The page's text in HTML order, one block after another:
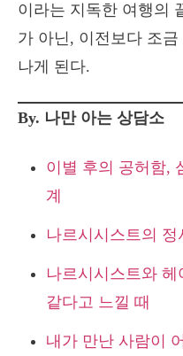
이라는 지독한 여행의
가 아닌, 이전보다 조
나게 된다.
By. 나만 아는 상담소
이별 후의 공허함,
계
나르시시스트의
나르시시스트와
같다고 느낄 때
내가 만난 사람이